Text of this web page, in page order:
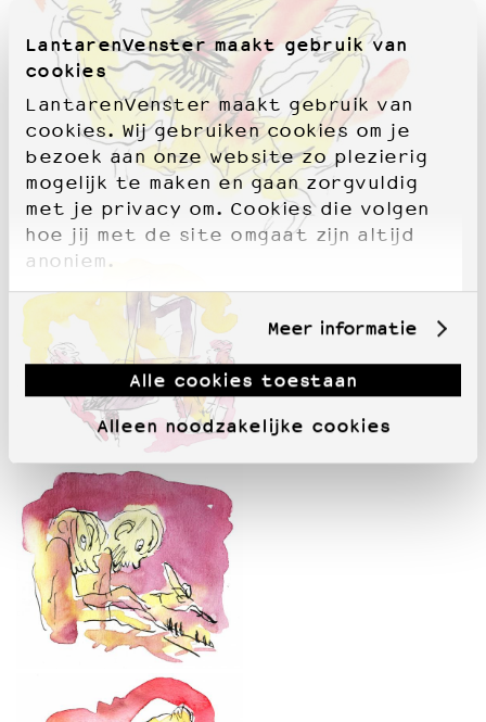
LantarenVenster maakt gebruik van
cookies
LantarenVenster maakt gebruik van
cookies. Wij gebruiken cookies om je
bezoek aan onze website zo plezierig
mogelijk te maken en gaan zorgvuldig
met je privacy om. Cookies die volgen
hoe jij met de site omgaat zijn altijd
anoniem.
Meer informatie
Alle cookies toestaan
Alleen noodzakelijke cookies